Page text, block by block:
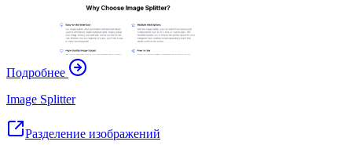
Подробнее
Image Splitter
Разделение изображений